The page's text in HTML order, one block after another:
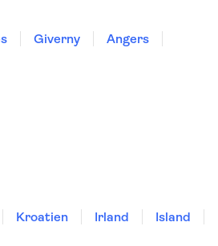
Giverny
Angers
Kroatien Irland
Island